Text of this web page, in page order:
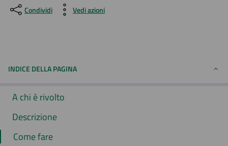
Condividi Vedi azioni
INDICE DELLA PAGINA
A chi è rivolto
Descrizione
Come fare